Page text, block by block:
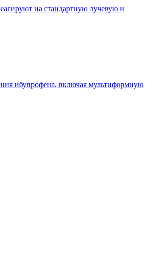
на стандартную лучевую и
ибупрофена, включая мультиформную